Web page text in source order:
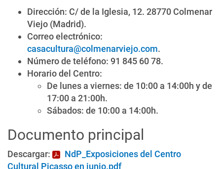
Dirección: C/ de la Iglesia, 12. 28770 Colmenar
Viejo (Madrid).
Correo electrónico:
casacultura@colmenarviejo.com.
Número de teléfono: 91 845 60 78.
Horario del Centro:
De lunes a viernes: de 10:00 a 14:00h y de
17:00 a 21:00h.
Sábados: de 10:00 a 14:00h.
Documento principal
Descargar:
NdP_Exposiciones del Centro
Cultural Picasso en junio.pdf